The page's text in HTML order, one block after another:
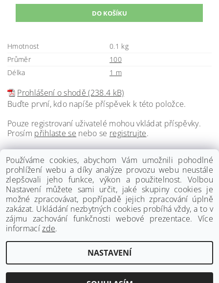
Hmotnost
0.1 kg
Průměr
100
Délka
1 m
Prohlášení o shodě (238.4 kB)
Buďte první, kdo napíše příspěvek k této položce.
Pouze registrovaní uživatelé mohou vkládat příspěvky.
Prosím přihlaste se nebo se registrujte.
www.palmat.cz
2026 ©Palmat.cz, všechna práva vyhrazenaUpravit nastavení cookies
Používáme cookies, abychom Vám umožnili pohodlné
prohlížení webu a díky analýze provozu webu neustále
zlepšovali jeho funkce, výkon a použitelnost. Volbou
Nastavení můžete sami určit, jaké skupiny cookies je
možné zpracovávat, popřípadě jejich zpracování úplně
zakázat. Ukládání nezbytných cookies probíhá vždy, a to v
zájmu zachování funkčnosti webové prezentace. Více
informacízde.
NASTAVENÍ